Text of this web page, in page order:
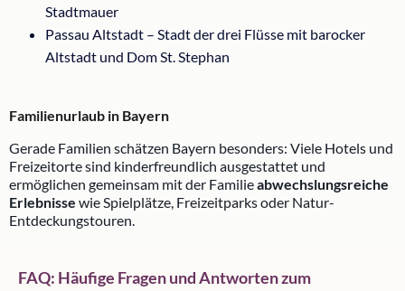
Stadtmauer
Passau Altstadt – Stadt der drei Flüsse mit barocker
Altstadt und Dom St. Stephan
Familienurlaub in Bayern
Gerade Familien schätzen Bayern besonders: Viele Hotels und
Freizeitorte sind kinderfreundlich ausgestattet und
ermöglichen gemeinsam mit der Familieabwechslungsreiche
Erlebnisse wie Spielplätze, Freizeitparks oder Natur-
Entdeckungstouren.
FAQ: Häufige Fragen und Antworten zum